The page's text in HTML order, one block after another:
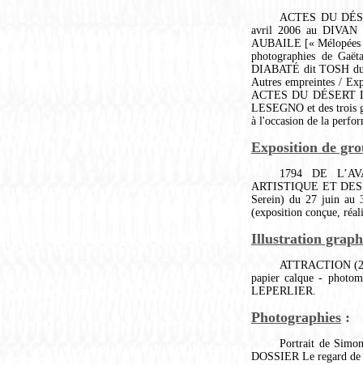
ACTES DU
avril 2006 au DIVAN
AUBAILE [« Mélopées
photographies de
DIABATÉ dit TOSH
Autres empreintes /
ACTES DU DÉSERT
LESEGNO et des trois
à l'occasion de la
Exposition de
1794 DE
ARTISTIQUE ET
Serein) du 27 juin au
(exposition conçue,
Illustration
ATTRACTION
papier calque -
LEPERLIER.
Photographies :
Portrait de
DOSSIER Le regard